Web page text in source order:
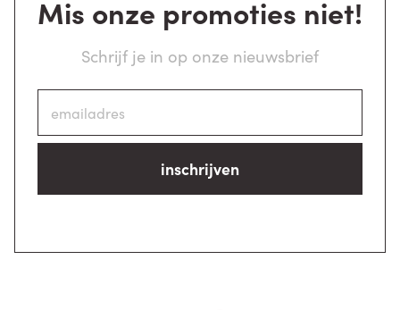
Mis onze promoties niet!
Schrijf je in op onze nieuwsbrief
inschrijven